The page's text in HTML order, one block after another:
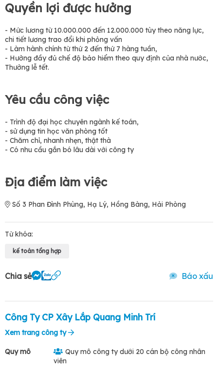
Quyền lợi được hưởng
- Mức lương từ 10.000.000 đến 12.000.000 tùy theo năng lực,
chi tiết lương trao đổi khi phỏng vấn
- Làm hành chính từ thứ 2 đến thứ 7 hàng tuần,
- Hưởng đầy đủ chế độ bảo hiểm theo quy định của nhà nước,
Thưởng lễ tết.
Yêu cầu công việc
- Trình độ đại học chuyên ngành kế toán,
- sử dụng tin học văn phòng tốt
- Chăm chỉ, nhanh nhẹn, thật thà
- Có nhu cầu gắn bó lâu dài với công ty
Địa điểm làm việc
Số 3 Phan Đình Phùng, Hạ Lý, Hồng Bàng, Hải Phòng
Từ khóa:
kế toán tổng hợp
Chia sẻ Báo xấu
Công Ty CP Xây Lắp Quang Minh Trí
Xem trang công ty
Quy mô
Quy mô công ty dưới 20 cán bộ công nhân
viên